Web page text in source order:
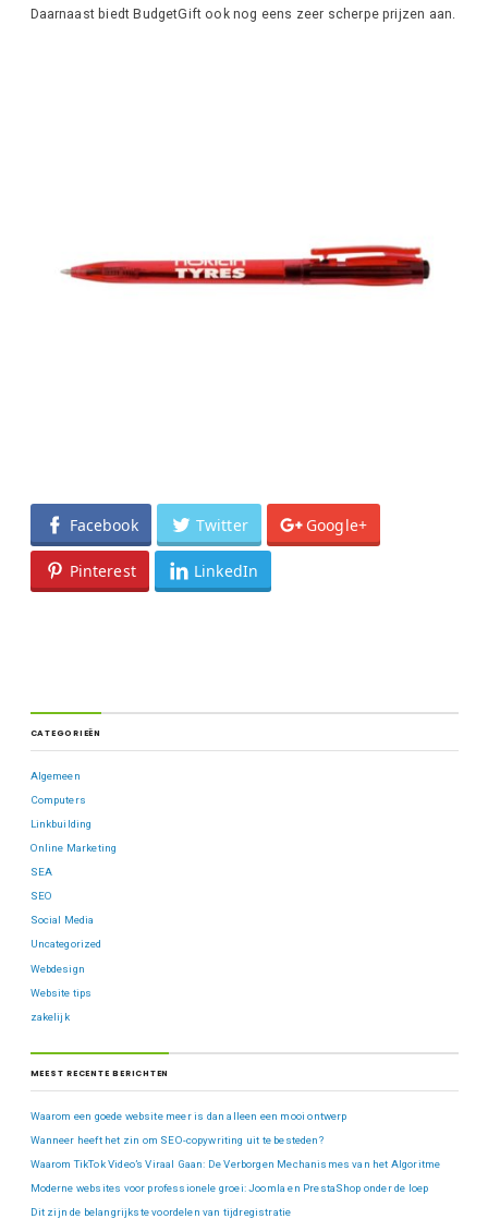
Daarnaast biedt BudgetGift ook nog eens zeer scherpe prijzen aan.
Facebook Twitter Google+
Pinterest LinkedIn
CATEGORIEËN
Algemeen
Computers
Linkbuilding
Online Marketing
SEA
SEO
Social Media
Uncategorized
Webdesign
Website tips
zakelijk
MEEST RECENTE BERICHTEN
Waarom een goede website meer is dan alleen een mooi ontwerp
Wanneer heeft het zin om SEO-copywriting uit te besteden?
Waarom TikTok Video’s Viraal Gaan: De Verborgen Mechanismes van het Algoritme
Moderne websites voor professionele groei: Joomla en PrestaShop onder de loep
Dit zijn de belangrijkste voordelen van tijdregistratie